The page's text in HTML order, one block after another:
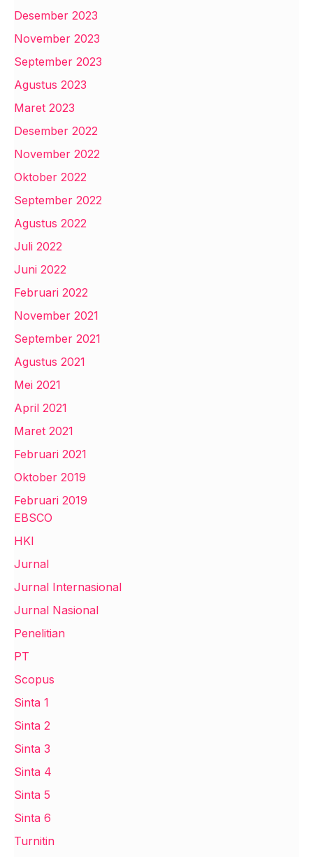
Desember 2023
November 2023
September 2023
Agustus 2023
Maret 2023
Desember 2022
November 2022
Oktober 2022
September 2022
Agustus 2022
Juli 2022
Juni 2022
Februari 2022
November 2021
September 2021
Agustus 2021
Mei 2021
April 2021
Maret 2021
Februari 2021
Oktober 2019
Februari 2019
EBSCO
HKI
Jurnal
Jurnal Internasional
Jurnal Nasional
Penelitian
PT
Scopus
Sinta 1
Sinta 2
Sinta 3
Sinta 4
Sinta 5
Sinta 6
Turnitin